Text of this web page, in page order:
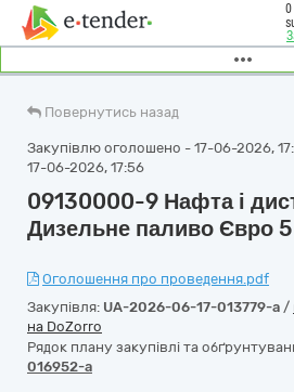
0
Повернутись назад
Закупівлю оголошено - 17-06-2026,
17-06-2026, 17:56
09130000-9 Нафта і
Дизельне паливо Євро 5
Оголошення про проведення.pdf
Закупівля: UA-2026-06-17-013779-a /
на DoZorro
Рядок плану закупівлі та
016952-a